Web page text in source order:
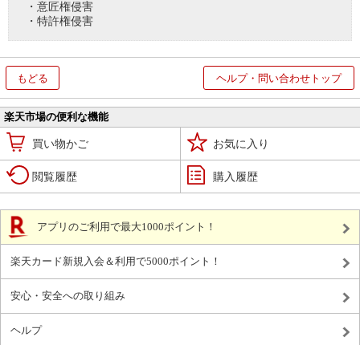
・意匠権侵害
・特許権侵害
もどる ヘルプ・問い合わせトップ
楽天市場の便利な機能
買い物かご お気に入り
閲覧履歴 購入履歴
アプリのご利用で最大1000ポイント！
楽天カード新規入会＆利用で5000ポイント！
安心・安全への取り組み
ヘルプ